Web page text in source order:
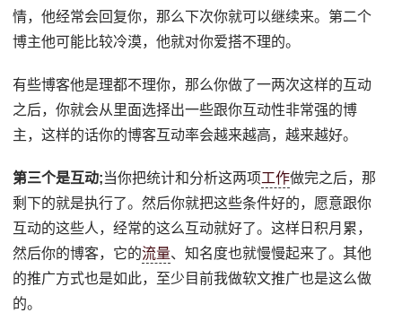
情，他经常会回复你，那么下次你就可以继续来。第二个
博主他可能比较冷漠，他就对你爱搭不理的。
有些博客他是理都不理你，那么你做了一两次这样的互动
之后，你就会从里面选择出一些跟你互动性非常强的博
主，这样的话你的博客互动率会越来越高，越来越好。
第三个是互动;当你把统计和分析这两项工作做完之后，那
剩下的就是执行了。然后你就把这些条件好的，愿意跟你
互动的这些人，经常的这么互动就好了。这样日积月累，
然后你的博客，它的流量、知名度也就慢慢起来了。其他
的推广方式也是如此，至少目前我做软文推广也是这么做
的。